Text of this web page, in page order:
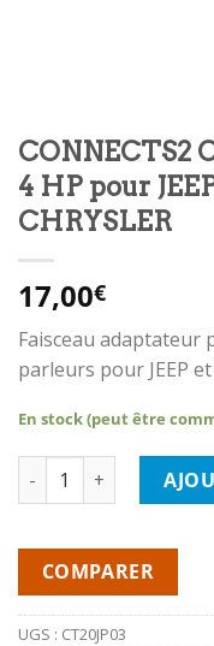
CONNECTS2
4 HP pour
CHRYSLER
17,00€
Faisceau
parleurs pour JEEP et
En stock (peut être
quantité de
COMPARER
UGS : CT20JP03